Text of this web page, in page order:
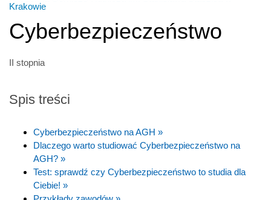
Krakowie
Cyberbezpieczeństwo
II stopnia
Spis treści
Cyberbezpieczeństwo na AGH »
Dlaczego warto studiować Cyberbezpieczeństwo na
AGH? »
Test: sprawdź czy Cyberbezpieczeństwo to studia dla
Ciebie! »